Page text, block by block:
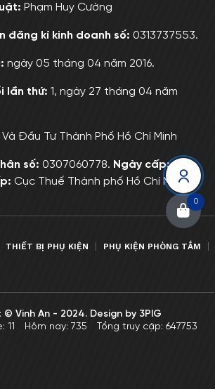
Phạm Huy Cường
đăng kí kinh doanh số: 0313737553.
ngày 05 tháng 04 năm 2016.
lần thứ: 1, ngày 27 tháng 04 năm
Đầu Tư Thành Phố Hồ Chí Minh
số: 0307060778. Ngày cấp:01-
Cục Thuế Thành phố Hồ Chí Minh
THIẾT BỊ PHỤ KIỆN
PHỤ KIỆN PHÒNG TẮM
© Vinh An - 2024. Design by 3PIG
11
Hôm nay: 735 Tổng truy cập: 647753
0